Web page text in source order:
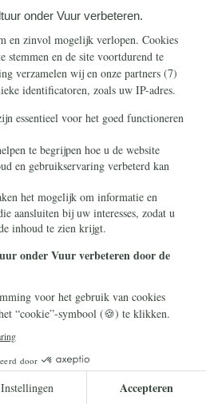
werd een baan
Ze
aan het front
buitenlandse strijders
door de waarheid